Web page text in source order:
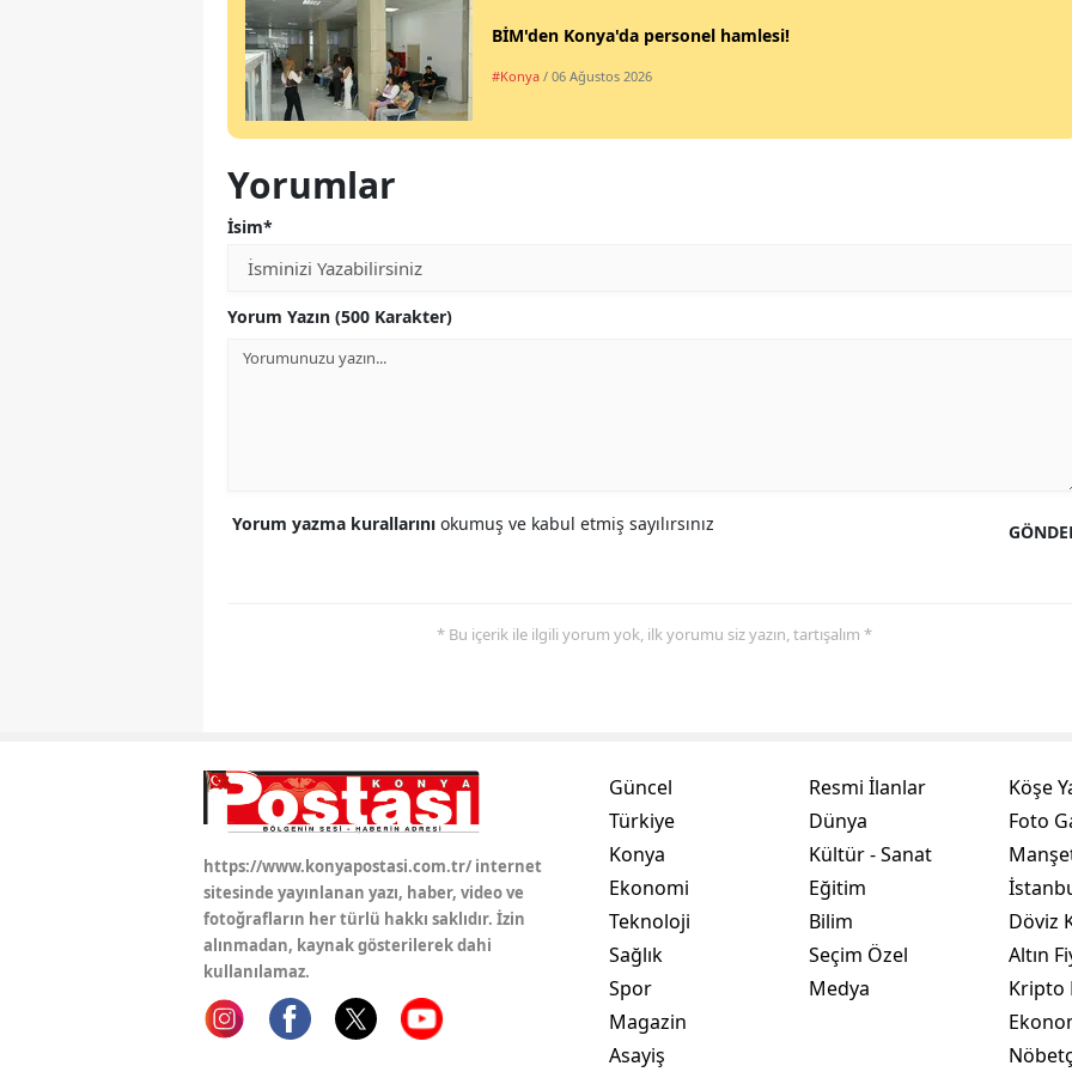
Aksaray
Karabük
Düzce
BİM'den Konya'da personel hamlesi!
#Konya / 06 Ağustos 2026
Yorumlar
İsim*
Yorum Yazın (500 Karakter)
Yorum yazma kurallarını okumuş ve kabul etmiş sayılırsınız
* Bu içerik ile ilgili yorum yok, ilk yorumu siz yazın, tartışalım *
https://www.konyapostasi.com.tr/ internet
sitesinde yayınlanan yazı, haber, video ve
fotoğrafların her türlü hakkı saklıdır. İzin
alınmadan, kaynak gösterilerek dahi
kullanılamaz.
Güncel
Türkiye
Konya
Ekonomi
Teknoloji
Sağlık
Spor
Magazin
Asayiş
Resmi İlanlar
Dünya
Kültür - Sanat
Eğitim
Bilim
Seçim Özel
Medya
Köşe
Foto
Döviz
Altın
Kripto